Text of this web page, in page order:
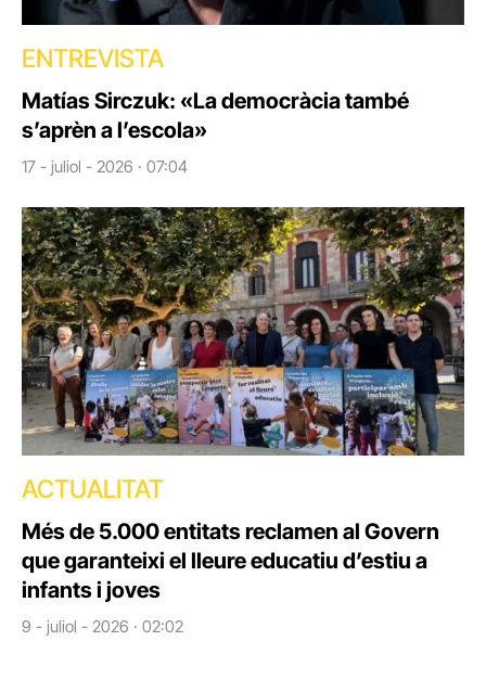
ENTREVISTA
Matías Sirczuk: «La democràcia també
s’aprèn a l’escola»
17 - juliol - 2026 · 07:04
ACTUALITAT
Més de 5.000 entitats reclamen al Govern
que garanteixi el lleure educatiu d’estiu a
infants i joves
9 - juliol - 2026 · 02:02